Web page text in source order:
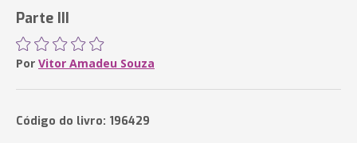
Parte III
Por Vitor Amadeu Souza
Código do livro: 196429